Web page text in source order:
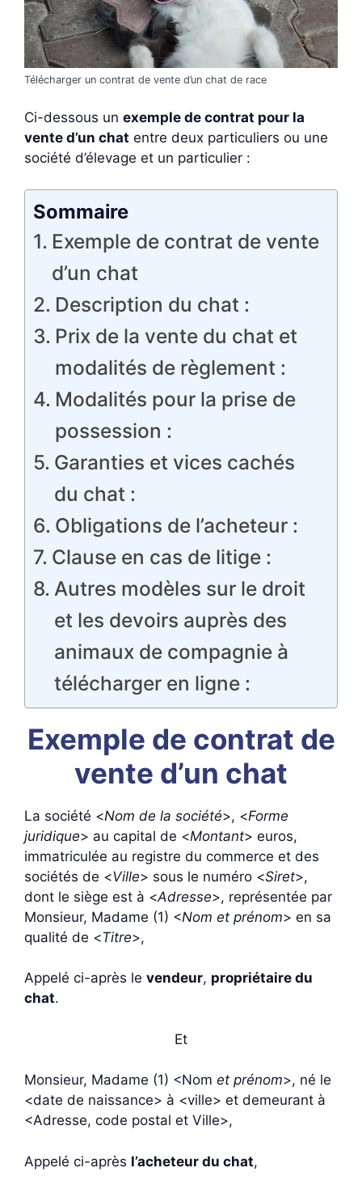
Télécharger un contrat de vente d’un chat de race
Ci-dessous un exemple de contrat pour la
vente d’un chat entre deux particuliers ou une
société d’élevage et un particulier :
Sommaire
Exemple de contrat de vente
d’un chat
Description du chat :
Prix de la vente du chat et
modalités de règlement :
Modalités pour la prise de
possession :
Garanties et vices cachés
du chat :
Obligations de l’acheteur :
Clause en cas de litige :
Autres modèles sur le droit
et les devoirs auprès des
animaux de compagnie à
télécharger en ligne :
Exemple de contrat de
vente d’un chat
La société <Nom de la société>, <Forme
juridique> au capital de <Montant> euros,
immatriculée au registre du commerce et des
sociétés de <Ville> sous le numéro <Siret>,
dont le siège est à <Adresse>, représentée par
Monsieur, Madame (1) <Nom et prénom> en sa
qualité de <Titre>,
Appelé ci-après le vendeur, propriétaire du
chat.
Et
Monsieur, Madame (1) <Nom et prénom>, né le
<date de naissance> à <ville> et demeurant à
<Adresse, code postal et Ville>,
Appelé ci-après l’acheteur du chat,